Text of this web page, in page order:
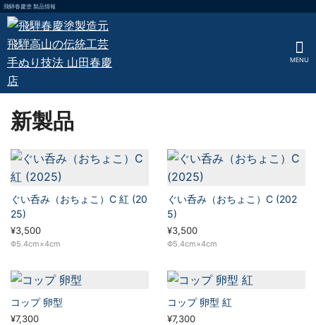
飛騨春慶塗 製品情報
MENU
新製品
ぐい呑み（おちょこ）C 紅 (20
25)
¥3,500
Φ5.4cm×4cm
ぐい呑み（おちょこ）C (202
5)
¥3,500
Φ5.4cm×4cm
コップ 卵型
¥7,300
コップ 卵型 紅
¥7,300